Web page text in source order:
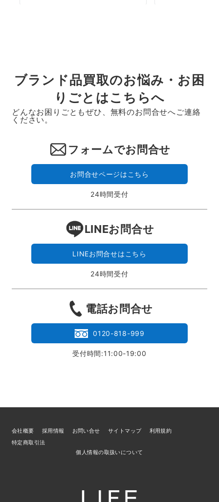
ブランド品買取のお悩み・お困
りごとはこちらへ
どんなお困りごともぜひ、無料のお問合せへご連絡
ください。
フォームでお問合せ
お問合せページはこちら
24時間受付
LINEお問合せ
LINEお問合せはこちら
24時間受付
電話お問合せ
0120-818-999
受付時間:11:00-19:00
会社概要 採用情報 お問い合せ サイトマップ
利用規約
特定商取引法
個人情報の取扱いについて